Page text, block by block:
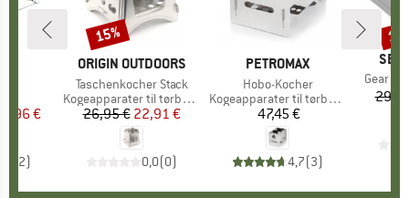
pris
€
2)
MÆRKE
ORIGIN OUTDOORS
Artikel
Taschenkocher Stack
Produktgruppe
Kogeapparater til tørbrændstof
Pris
26,95 € Nedsat pris
22,91 €
0,0(0)
Rabat
15%
MÆRKE
PETROMAX
Artikel
Hobo-Kocher
Produktgruppe
Kogeapparater til tørbrændstof
Pris
47,45 €
4,7(3)
SEA
Artikel
Gear